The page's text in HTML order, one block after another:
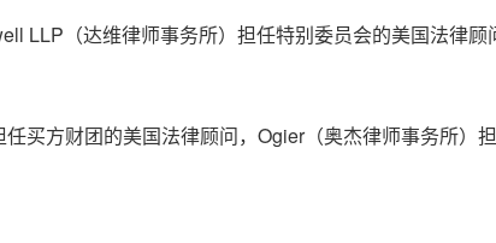
LLP（达维律师事务所）担任特别委员会的美国法律
买方财团的美国法律顾问，Ogier（奥杰律师事务所）